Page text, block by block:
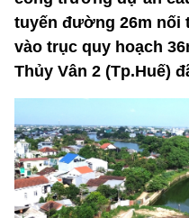
tuyến đường 26m nối
vào trục quy hoạch
Thủy Vân 2 (Tp.Huế)